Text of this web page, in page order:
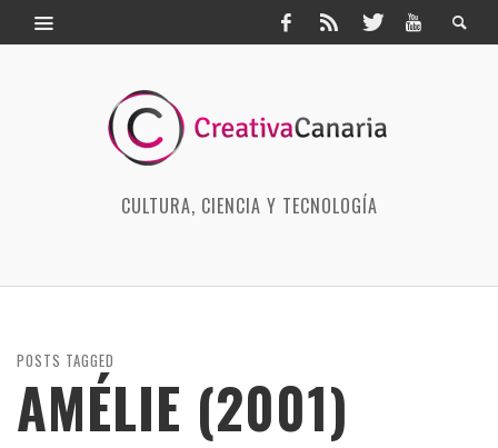
CULTURA, CIENCIA Y TECNOLOGÍA
POSTS TAGGED
AMÉLIE (2001)